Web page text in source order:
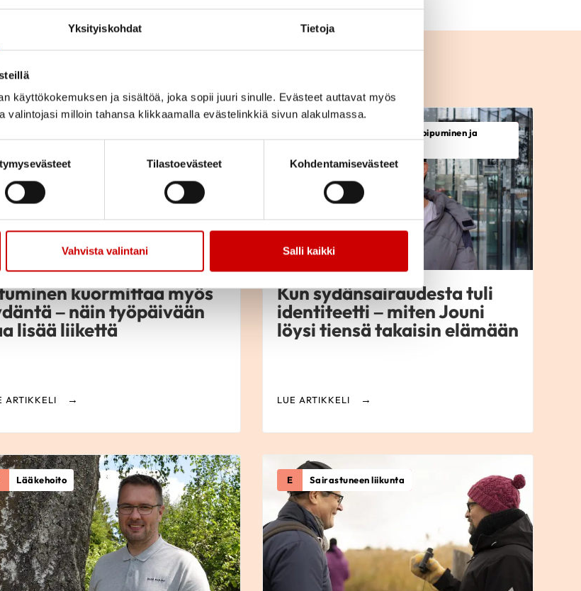
Yksityiskohdat Tietoja
käyttökokemuksen ja sisältöä, joka sopii juuri sinulle. Evästeet auttavat myös
valintojasi milloin tahansa klikkaamalla evästelinkkiä sivun alakulmassa.
Tilastoevästeet Kohdentamisevästeet
Vahvista valintani Salli kaikki
kuormittaa myös
– näin työpäivään
lisää liikettä
ARTIKKELI
Sydämen vajaatoiminta, Toipuminen ja
Kun sydänsairaudesta tuli
identiteetti – miten Jouni
löysi tiensä takaisin elämään
LUE ARTIKKELI
Lääkehoito E Sairastuneen liikunta